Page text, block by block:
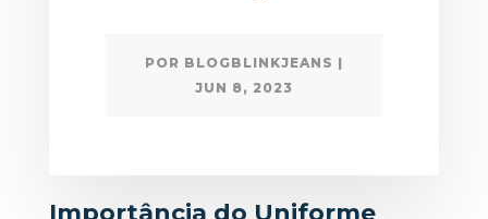
POR BLOGBLINKJEANS |
JUN 8, 2023